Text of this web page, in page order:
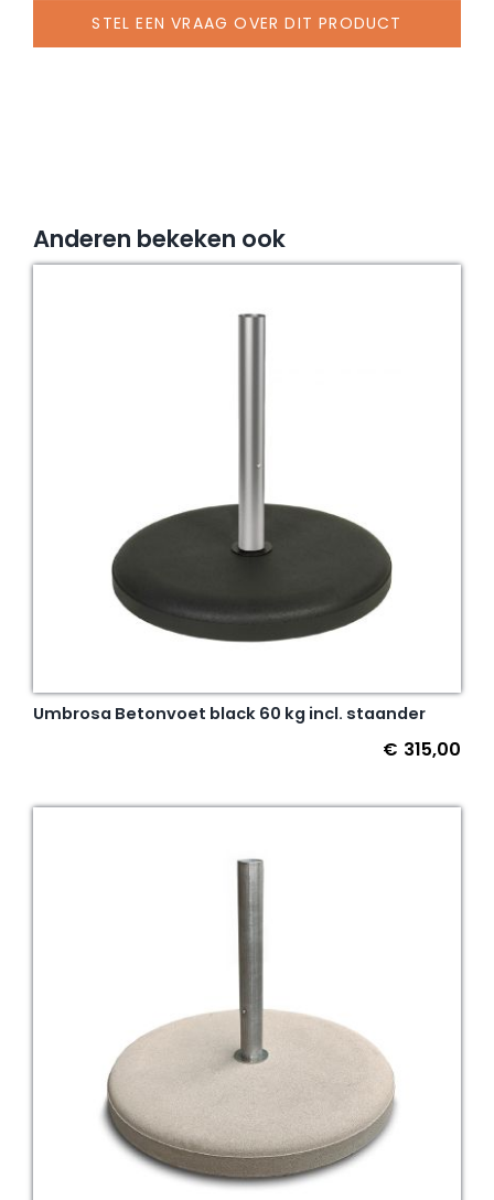
staal
verzinkt
STEL EEN VRAAG OVER DIT PRODUCT
Anderen bekeken ook
Umbrosa Betonvoet black 60 kg incl. staander
€ 315,00